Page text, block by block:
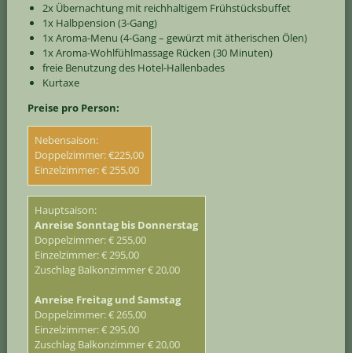
2x Übernachtung mit reichhaltigem Frühstücksbuffet
1x Halbpension (3-Gang)
1x Aroma-Menu (4-Gang – gewürzt mit ätherischen Ölen)
1x Aroma-Wohlfühlmassage Rücken (30 Minuten)
freie Benutzung des Hotel-Hallenbades
Kurtaxe
Preise pro Person:
Nebensaison:
Doppelzimmer: €225,00
Einzelzimmer: € 255,00
Hauptsaison:
Anreise Sonntag bis Donnerstag
Doppelzimmer: € 255,00
Einzelzimmer: € 295,00
Zuschlag Balkonzimmer € 20,00
Anreise Freitag und Samstag
Doppelzimmer: € 265,00
Einzelzimmer: € 295,00
Zuschlag Balkonzimmer € 20,00